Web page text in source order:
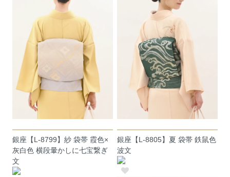
銀座【L-8799】紗 袋帯 霞色×
灰白色 横段暈かしに七宝繋ぎ
文
銀座【L-8805】夏 袋帯 鉄鼠色
波文